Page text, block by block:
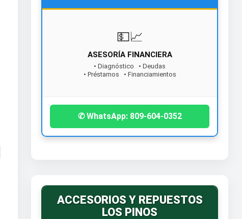
💵📈
ASESORÍA FINANCIERA
• Diagnóstico • Deudas
• Préstamos • Financiamientos
¡Contáctanos hoy!
✆ WhatsApp: 809-604-0352
ACCESORIOS Y REPUESTOS
LOS PINOS